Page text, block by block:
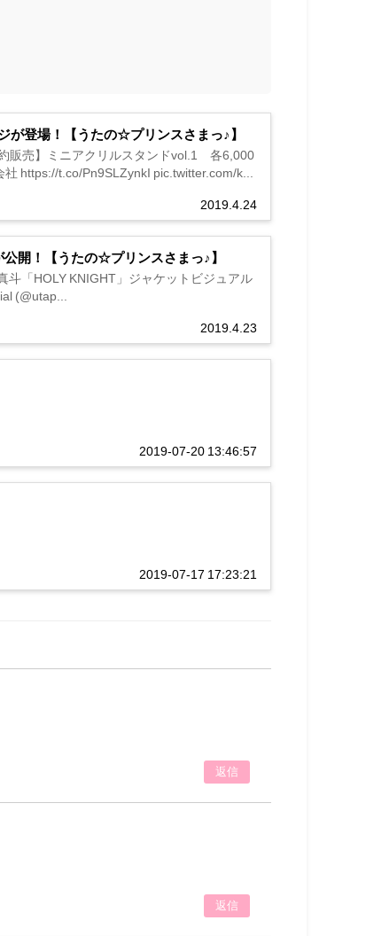
が登場！【うたの☆プリンスさまっ♪】
2019.4.24
販売】ミニアクリルスタンドvol.1 各6,000
t.co/Pn9SLZynkI pic.twitter.com/k...
開！【うたの☆プリンスさまっ♪】
2019.4.23
斗「HOLY KNIGHT」ジャケットビジュアル
(@utap...
2019-07-20 13:46:57
2019-07-17 17:23:21
返信
返信